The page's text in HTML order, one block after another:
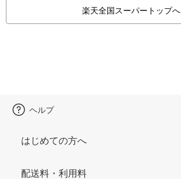
楽天全国スーパートップへ
ヘルプ
はじめての方へ
配送料・利用料